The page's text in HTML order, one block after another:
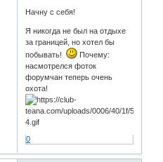
Начну с себя!
Я никогда не был на отдыхе
за границей, но хотел бы
побывать!
Почему:
насмотрелся фоток
форумчан теперь очень
охота!
0